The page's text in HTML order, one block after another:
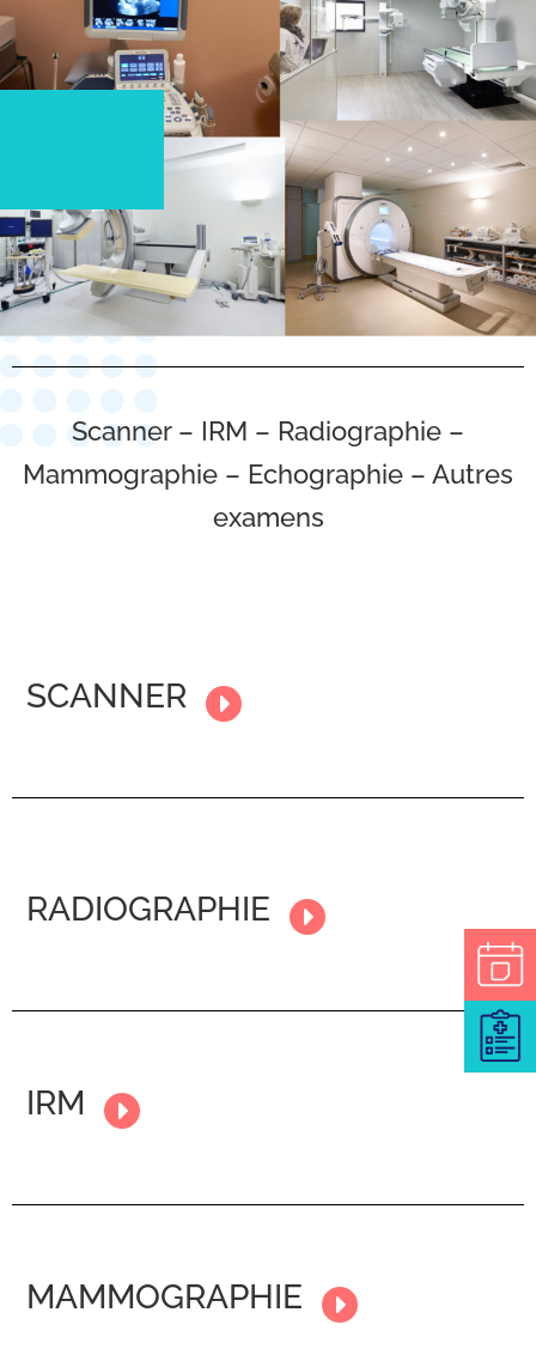
Scanner – IRM – Radiographie –
Mammographie – Echographie – Autres
examens
SCANNER
RADIOGRAPHIE
IRM
MAMMOGRAPHIE